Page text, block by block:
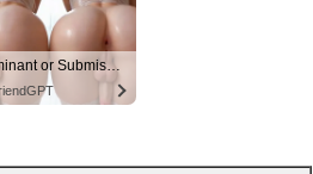
Dominant or Submissive? Cold or Wild?